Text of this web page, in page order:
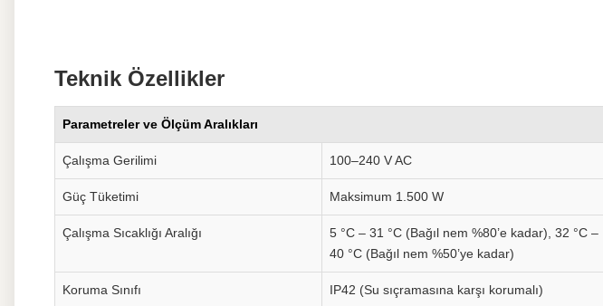
Teknik Özellikler
Parametreler ve Ölçüm Aralıkları
Çalışma Gerilimi 100–240 V AC
Güç Tüketimi Maksimum 1.500 W
Çalışma Sıcaklığı Aralığı
5 °C – 31 °C (Bağıl nem %80’e kadar), 32 °C –
40 °C (Bağıl nem %50’ye kadar)
Koruma Sınıfı IP42 (Su sıçramasına karşı korumalı)